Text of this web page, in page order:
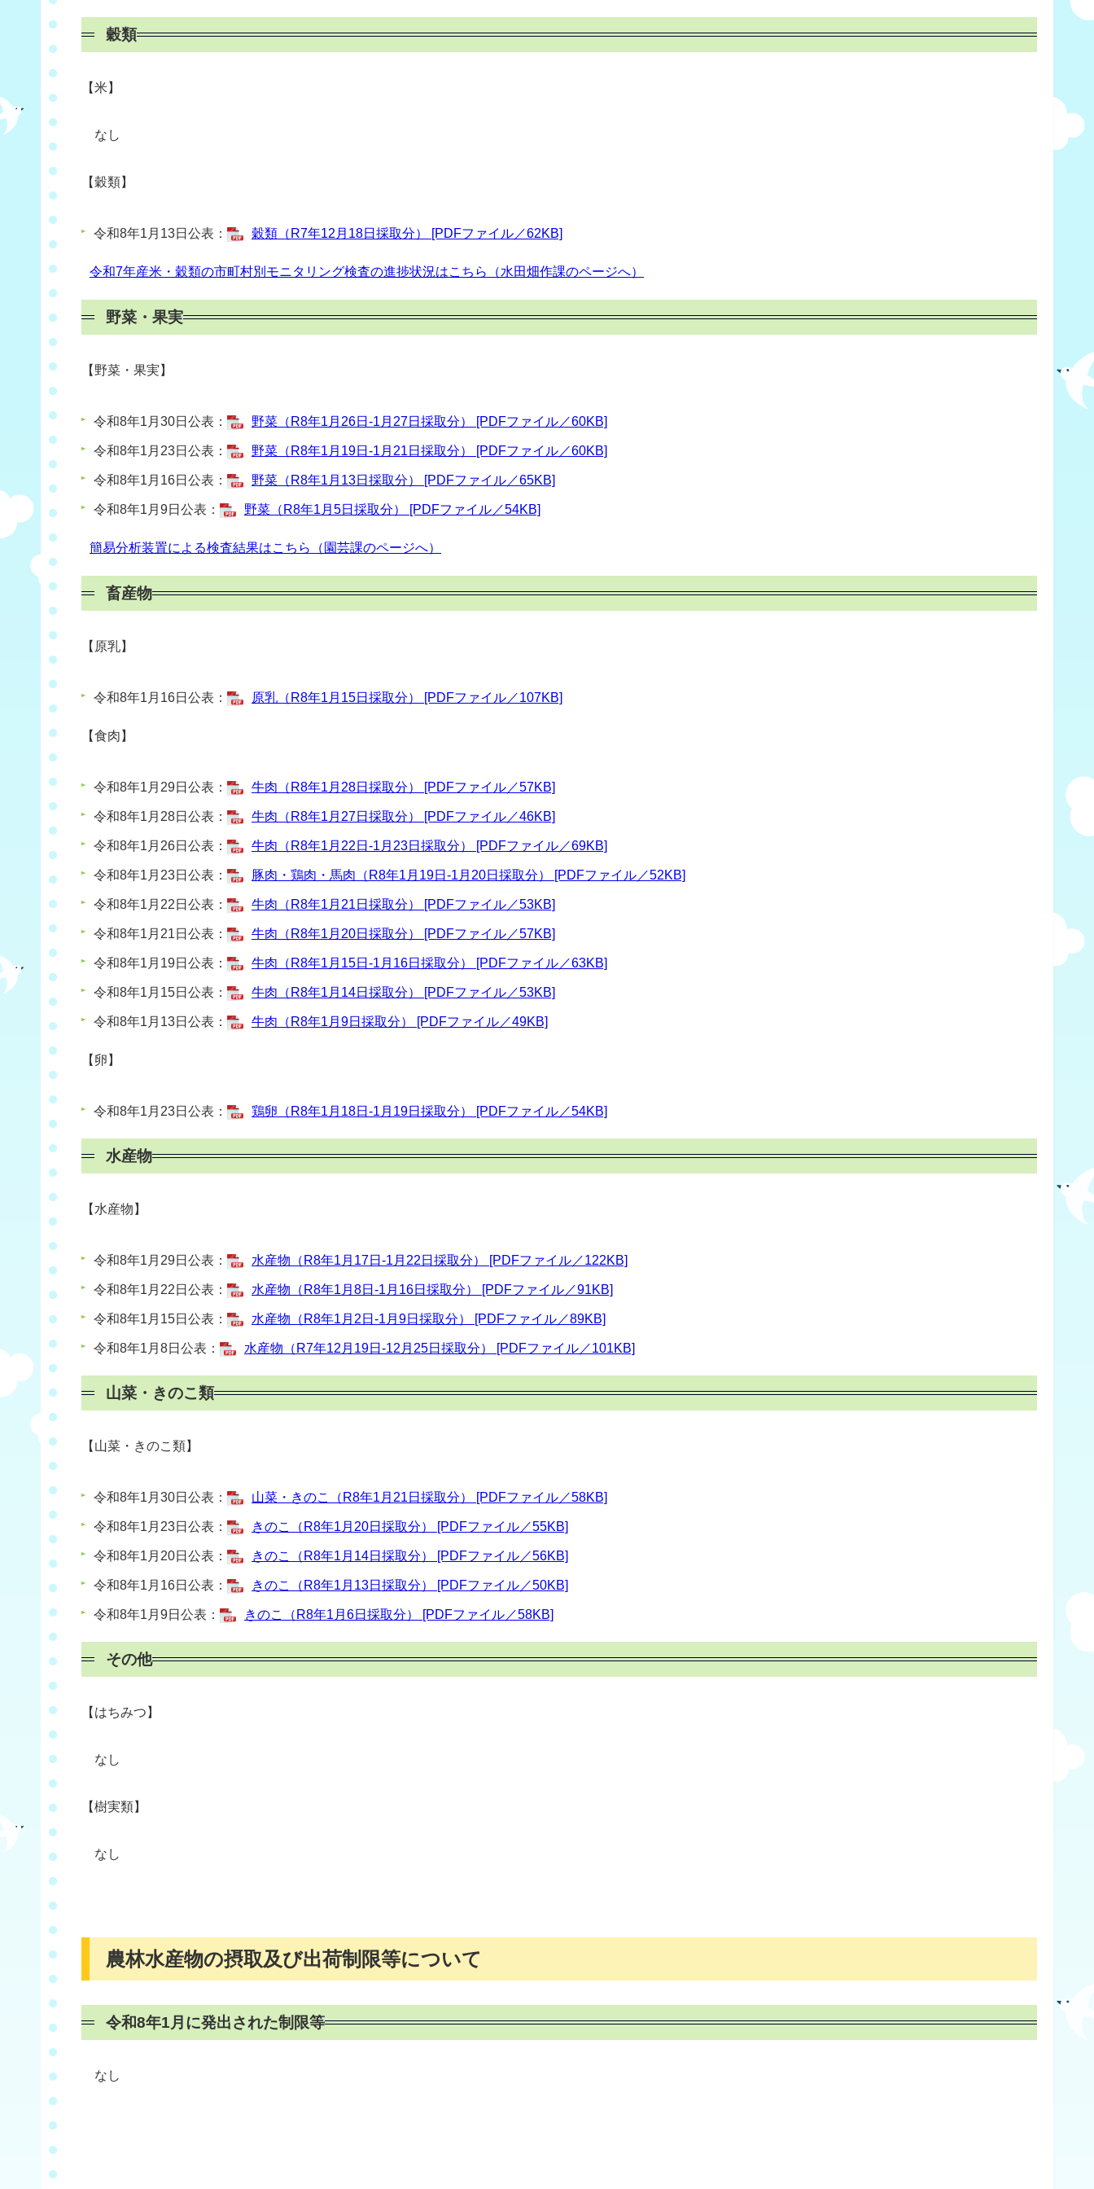
穀類
【米】
なし
【穀類】
令和8年1月13日公表： 穀類（R7年12月18日採取分） [PDFファイル／62KB]
令和7年産米・穀類の市町村別モニタリング検査の進捗状況はこちら（水田畑作課のページへ）
野菜・果実
【 野菜・果実】
令和8年1月30日公表： 野菜（R8年1月26日-1月27日採取分） [PDFファイル／60KB]
令和8年1月23日公表： 野菜（R8年1月19日-1月21日採取分） [PDFファイル／60KB]
令和8年1月16日公表： 野菜（R8年1月13日採取分） [PDFファイル／65KB]
令和8年1月9日公表： 野菜（R8年1月5日採取分） [PDFファイル／54KB]
簡易分析装置による検査結果はこちら（園芸課のページへ）
畜産物
【原乳】
令和8年1月16日公表： 原乳（R8年1月15日採取分） [PDFファイル／107KB]
【食肉】
令和8年1月29日公表： 牛肉（R8年1月28日採取分） [PDFファイル／57KB]
令和8年1月28日公表： 牛肉（R8年1月27日採取分） [PDFファイル／46KB]
令和8年1月26日公表： 牛肉（R8年1月22日-1月23日採取分） [PDFファイル／69KB]
令和8年1月23日公表： 豚肉・鶏肉・馬肉（R8年1月19日-1月20日採取分） [PDFファイル／52KB]
令和8年1月22日公表： 牛肉（R8年1月21日採取分） [PDFファイル／53KB]
令和8年1月21日公表： 牛肉（R8年1月20日採取分） [PDFファイル／57KB]
令和8年1月19日公表： 牛肉（R8年1月15日-1月16日採取分） [PDFファイル／63KB]
令和8年1月15日公表： 牛肉（R8年1月14日採取分） [PDFファイル／53KB]
令和8年1月13日公表： 牛肉（R8年1月9日採取分） [PDFファイル／49KB]
【卵】
令和8年1月23日公表： 鶏卵（R8年1月18日-1月19日採取分） [PDFファイル／54KB]
水産物
【水産物】
令和8年1月29日公表： 水産物（R8年1月17日-1月22日採取分） [PDFファイル／122KB]
令和8年1月22日公表： 水産物（R8年1月8日-1月16日採取分） [PDFファイル／91KB]
令和8年1月15日公表： 水産物（R8年1月2日-1月9日採取分） [PDFファイル／89KB]
令和8年1月8日公表： 水産物（R7年12月19日-12月25日採取分） [PDFファイル／101KB]
山菜・きのこ類
【山菜・きのこ類】
令和8年1月30日公表： 山菜・きのこ（R8年1月21日採取分） [PDFファイル／58KB]
令和8年1月23日公表： きのこ（R8年1月20日採取分） [PDFファイル／55KB]
令和8年1月20日公表： きのこ（R8年1月14日採取分） [PDFファイル／56KB]
令和8年1月16日公表： きのこ（R8年1月13日採取分） [PDFファイル／50KB]
令和8年1月9日公表： きのこ（R8年1月6日採取分） [PDFファイル／58KB]
その他
【はちみつ】
なし
【樹実類】
なし
農林水産物の摂取及び出荷制限等について
令和8年1月に発出された制限等
なし